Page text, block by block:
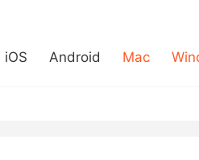
iOS Android Mac